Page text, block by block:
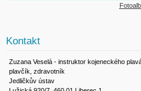
Kontakt
Zuzana Veselá - instruktor kojeneckého
plavčík, zdravotník
Jedličkův ústav